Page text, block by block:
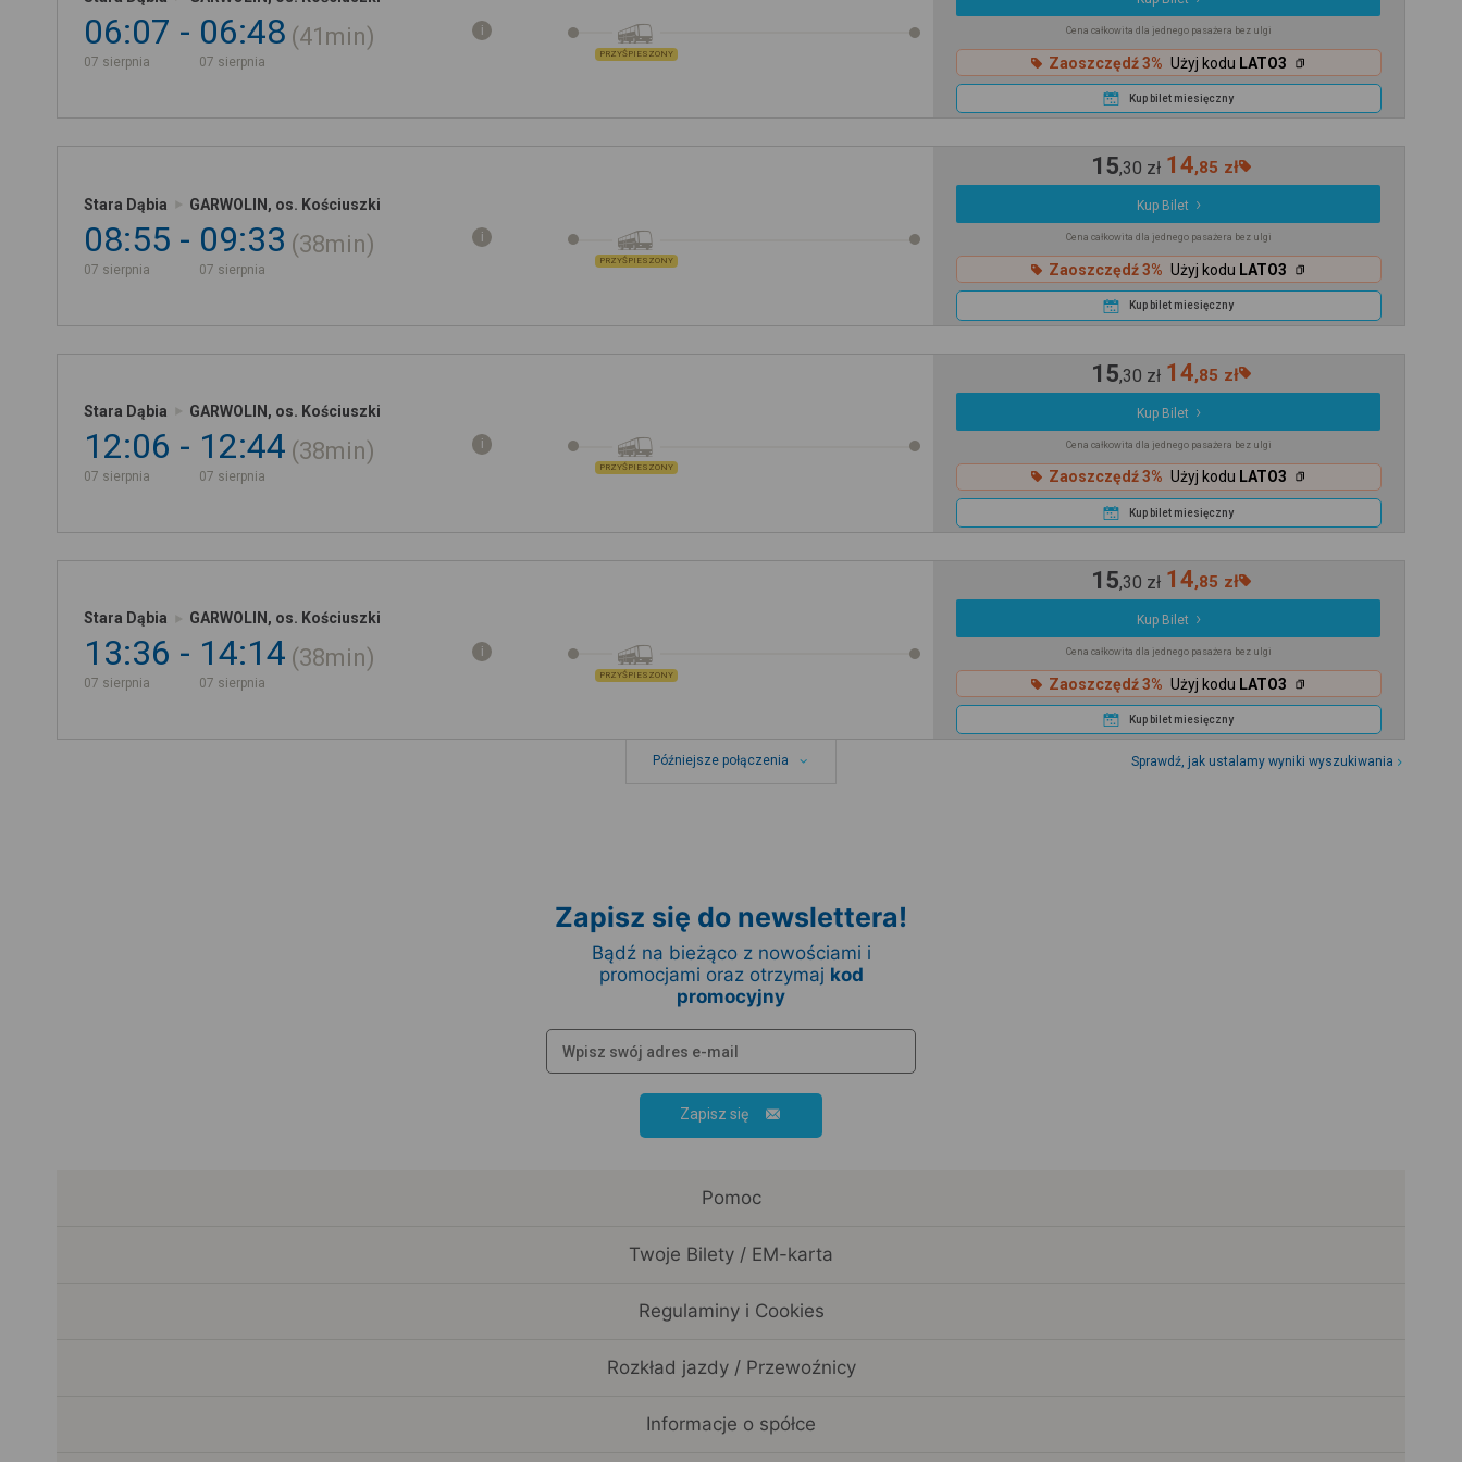
06:07
07 sierpnia
06:48
07 sierpnia
41min
PRZYŚPIESZONY
Cena całkowita dla jednego pasażera bez ulgi
Zaoszczędź 3% Użyj kodu LATO3
Kup bilet miesięczny
Stara Dąbia GARWOLIN, os. Kościuszki
08:55
07 sierpnia
09:33
07 sierpnia
38min
PRZYŚPIESZONY
15,30 zł 14,85 zł
Kup Bilet
Cena całkowita dla jednego pasażera bez ulgi
Zaoszczędź 3% Użyj kodu LATO3
Kup bilet miesięczny
Stara Dąbia GARWOLIN, os. Kościuszki
12:06
07 sierpnia
12:44
07 sierpnia
38min
PRZYŚPIESZONY
15,30 zł 14,85 zł
Kup Bilet
Cena całkowita dla jednego pasażera bez ulgi
Zaoszczędź 3% Użyj kodu LATO3
Kup bilet miesięczny
Stara Dąbia GARWOLIN, os. Kościuszki
13:36
07 sierpnia
14:14
07 sierpnia
38min
PRZYŚPIESZONY
15,30 zł 14,85 zł
Kup Bilet
Cena całkowita dla jednego pasażera bez ulgi
Zaoszczędź 3% Użyj kodu LATO3
Kup bilet miesięczny
Późniejsze połączenia Sprawdź, jak ustalamy wyniki wyszukiwania
Zapisz się do newslettera!
Bądź na bieżąco z nowościami i
promocjami oraz otrzymaj kod
promocyjny
Zapisz się
Pomoc
Twoje Bilety / EM-karta
Regulaminy i Cookies
Rozkład jazdy / Przewoźnicy
Informacje o spółce